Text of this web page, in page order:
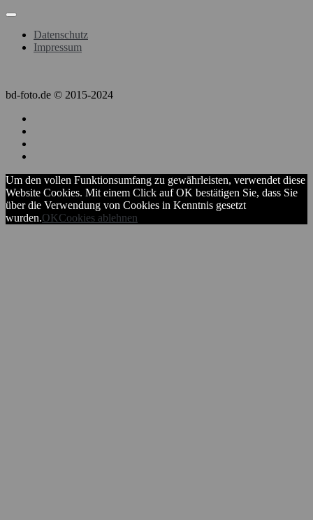
Datenschutz
Impressum
bd-foto.de © 2015-2024
Um den vollen Funktionsumfang zu gewährleisten, verwendet diese
Website Cookies. Mit einem Click auf OK bestätigen Sie, dass Sie
über die Verwendung von Cookies in Kenntnis gesetzt
wurden.OKCookies ablehnen